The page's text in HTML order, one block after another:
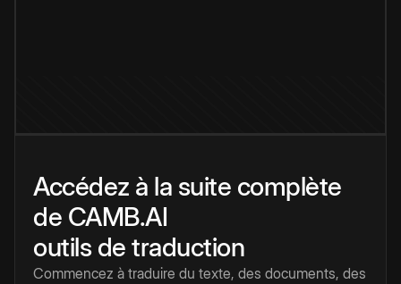
Accédez à la suite complète
de CAMB.AI
outils de traduction
Commencez à traduire du texte, des documents, des